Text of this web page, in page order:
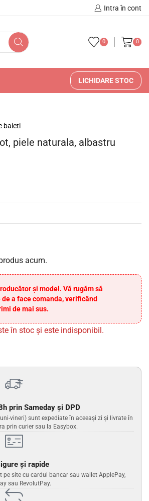
🚚 🇷🇴 Livrare înIntra în cont
0 0
LICHIDARE STOC
baieti
piele naturala, albastru
acum.
și model. Vă rugăm să
a face comanda, verificând
de mai sus.
în stoc și este indisponibil.
prin Sameday și DPD
vineri) sunt expediate în aceeași zi și livrate în
prin curier sau la Easybox.
și rapide
site cu cardul bancar sau wallet ApplePay,
sau RevolutPay.